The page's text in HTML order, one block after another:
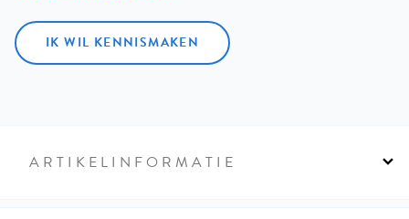
IK WIL KENNISMAKEN
ARTIKELINFORMATIE